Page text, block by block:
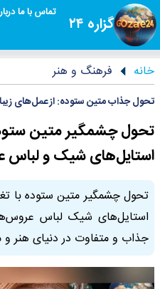
گزاره ۲۴
تماس با ما
خانه فرهنگ و هنر
تحول جذاب متین ستوده: از عمل‌های
تحول چشمگیر متین
استایل‌های شیک و
تحول چشمگیر متین ستوده با
استایل‌های شیک لباس
جذاب و متفاوت در دنیای هنر و